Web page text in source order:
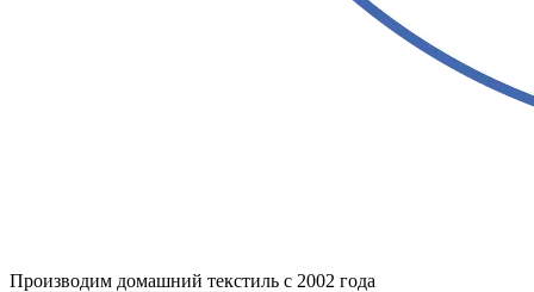
Производим домашний текстиль с 2002 года